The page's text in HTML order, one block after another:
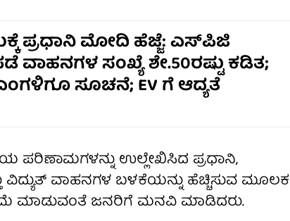
ಪ್ರಧಾನಿ ಮೋದಿ ಹೆಜ್ಜೆ: ಎಸ್‌ಪಿಜಿ
ವಾಹನಗಳ ಸಂಖ್ಯೆ ಶೇ.50ರಷ್ಟು ಕಡಿತ;
ಸೂಚನೆ; EV ಗೆ ಆದ್ಯತೆ
ಪರಿಣಾಮಗಳನ್ನು ಉಲ್ಲೇಖಿಸಿದ ಪ್ರಧಾನಿ,
ವಾಹನಗಳ ಬಳಕೆಯನ್ನು ಹೆಚ್ಚಿಸುವ ಮೂಲಕ
ಮಾಡುವಂತೆ ಜನರಿಗೆ ಮನವಿ ಮಾಡಿದರು.